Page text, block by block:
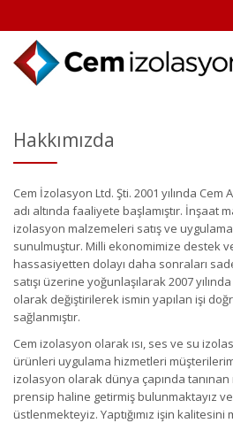
Hakkımızda
Cem İzolasyon Ltd. Şti. 2001 yılında Cem
adı altında faaliyete başlamıştır. İnşaat
izolasyon malzemeleri satış ve
sunulmuştur. Milli ekonomimize destek
hassasiyetten dolayı daha sonraları
satışı üzerine yoğunlaşılarak 2007
olarak değiştirilerek ismin yapılan işi
sağlanmıştır.
Cem izolasyon olarak ısı, ses ve su
ürünleri uygulama hizmetleri
izolasyon olarak dünya çapında tanınan
prensip haline getirmiş bulunmaktayız
üstlenmekteyiz. Yaptığımız işin kalitesini